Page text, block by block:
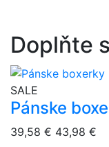
Doplňte
overlay bg
SALE
Pánske
39,58 € 43,98 €